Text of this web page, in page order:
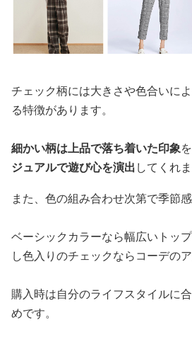
チェック柄には大きさや色合いに
る特徴があります。
細かい柄は上品で落ち着いた印象
ジュアルで遊び心を演出してくれま
また、色の組み合わせ次第で季節
ベーシックカラーなら幅広いトッ
し色入りのチェックならコーデの
購入時は自分のライフスタイルに
めです。